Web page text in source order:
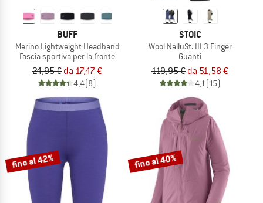
BUFF
Merino Lightweight Headband
Fascia sportiva per la fronte
24,95 € da 17,47 €
4,4(8)
STOIC
Wool NalluSt. III 3 Finger
Guanti
119,95 € da 51,58 €
4,1(15)
fino al 42% fino al 40%